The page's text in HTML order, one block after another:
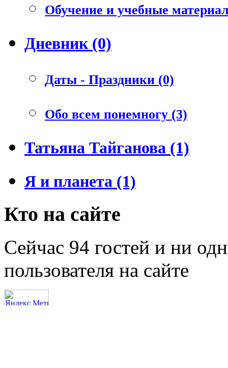
Обучение и учебные
Дневник (0)
Даты - Праздники (0)
Обо всем понемногу (3)
Татьяна Тайганова (1)
Я и планета (1)
Кто на сайте
Сейчас 94 гостей и ни
пользователя на сайте